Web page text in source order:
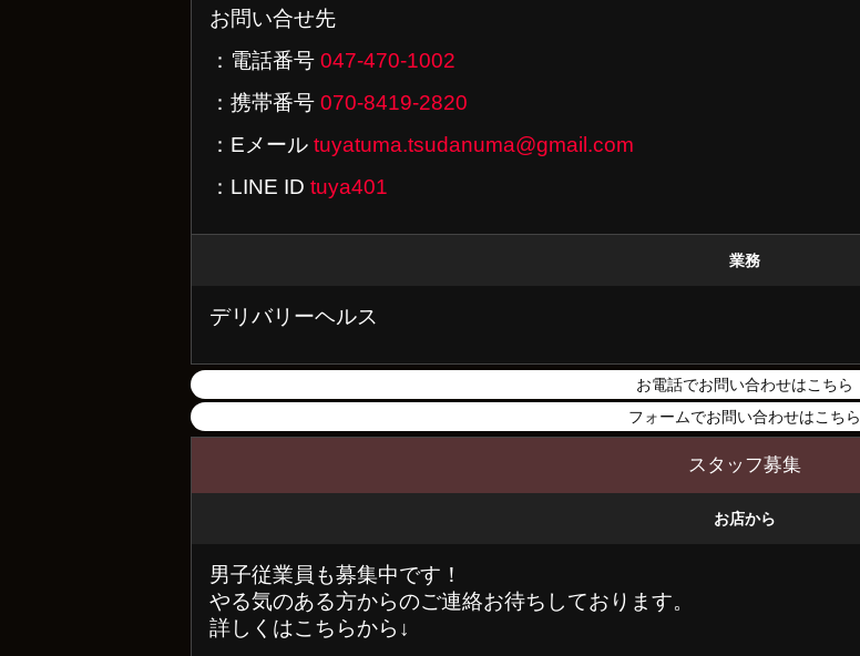
お問い合せ先
：電話番号047-470-1002
：携帯番号070-8419-2820
：Eメールtuyatuma.tsudanuma@gmail.com
：LINE IDtuya401
業務
デリバリーヘルス
お電話でお問い合わせはこちら
フォームでお問い合わせはこちら
スタッフ募集
お店から
男子従業員も募集中です！
やる気のある方からのご連絡お待ちしております。
詳しくはこちらから↓